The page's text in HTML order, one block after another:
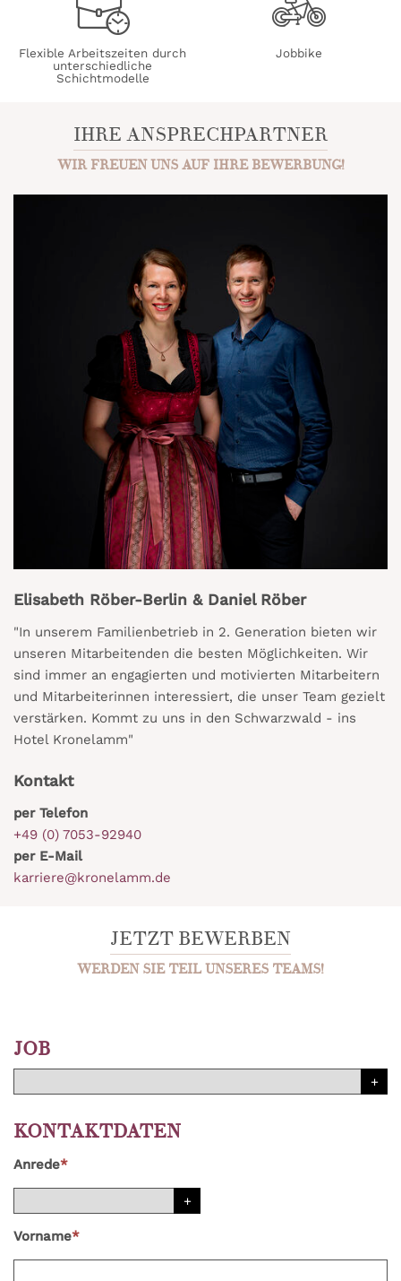
Flexible Arbeitszeiten durch
unterschiedliche
Schichtmodelle
Jobbike
IHRE ANSPRECHPARTNER
WIR FREUEN UNS AUF IHRE BEWERBUNG!
Elisabeth Röber-Berlin & Daniel Röber
"In unserem Familienbetrieb in 2. Generation bieten wir
unseren Mitarbeitenden die besten Möglichkeiten. Wir
sind immer an engagierten und motivierten Mitarbeitern
und Mitarbeiterinnen interessiert, die unser Team gezielt
verstärken. Kommt zu uns in den Schwarzwald - ins
Hotel Kronelamm"
Kontakt
per Telefon
+49 (0) 7053-92940
per E-Mail
karriere@kronelamm.de
JETZT BEWERBEN
WERDEN SIE TEIL UNSERES TEAMS!
JOB
KONTAKTDATEN
Anrede*
Vorname*